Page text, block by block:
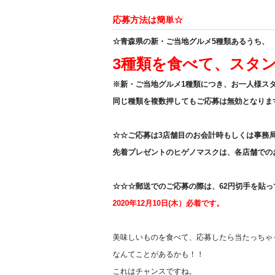
応募方法は簡単☆
☆青森県の新・ご当地グルメ5種類あるうち、
3種類を食べて、スタ
※新・ご当地グルメ1種類につき、お一人様ス
同じ種類を複数押してもご応募は無効となりま
☆☆ご応募は3店舗目のお会計時もしくは事務局
先着プレゼントのヒゲノマスクは、各店舗での
☆☆☆郵送でのご応募の際は、62円切手を貼っ
2020年12月10日(木）必着です。
美味しいものを食べて、応募したら当たっちゃ
なんてことがあるかも！！
これはチャンスですね。